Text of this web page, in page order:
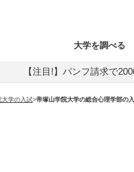
大学を調べる
【注目!】パンフ請求で
大学の入試>帝塚山学院大学の総合心理学部の